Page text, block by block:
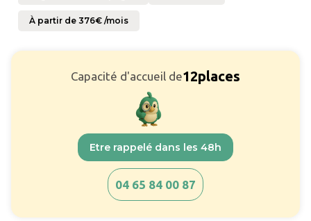
À partir de 376€ /mois
Capacité d'accueil de12places
Etre rappelé dans les 48h
04 65 84 00 87